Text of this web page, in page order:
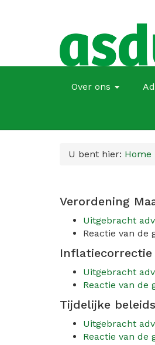
Over ons
U bent hier: Home
Verordening
Uitgebracht
Reactie van de
Inflatiecorrectie
Uitgebracht
Reactie van de
Tijdelijke
Uitgebracht
Reactie van de